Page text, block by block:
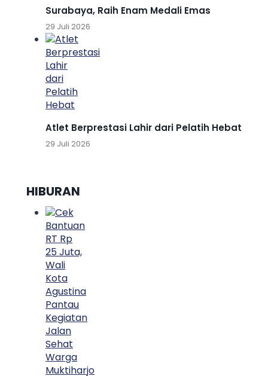
Surabaya, Raih Enam Medali Emas
29 Juli 2026
Atlet Berprestasi Lahir dari Pelatih Hebat
29 Juli 2026
HIBURAN